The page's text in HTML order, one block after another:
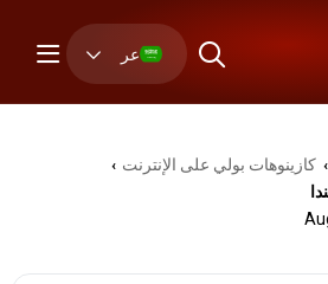
عر
كازينوهات بولي على الإنترنت ›